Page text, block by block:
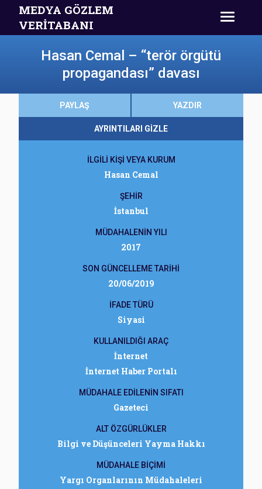
MEDYA GÖZLEM
VERİTABANI
Hasan Cemal – “terör örgütü
propagandası” davası
PAYLAŞ YAZDIR
AYRINTILARI GİZLE
İLGİLİ KİŞİ VEYA KURUM
Hasan Cemal
ŞEHİR
İstanbul
MÜDAHALENİN YILI
2017
SON GÜNCELLEME TARİHİ
20/06/2019
İFADE TÜRÜ
Siyasi
KULLANILDIĞI ARAÇ
İnternet
İnternet Haber Portalı
MÜDAHALE EDİLENİN SIFATI
Gazeteci
ALT ÖZGÜRLÜKLER
Bilgi ve Düşünceleri Yayma Hakkı
MÜDAHALE BİÇİMİ
Yargı Organlarının Müdahaleleri